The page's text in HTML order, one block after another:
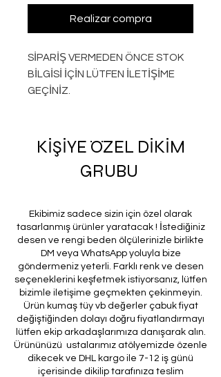
Realizar compra
SİPARİŞ VERMEDEN ÖNCE STOK
BİLGİSİ İÇİN LÜTFEN İLETİŞİME
GEÇİNİZ.
KİŞİYE ÖZEL DİKİM
GRUBU
Ekibimiz sadece sizin için özel olarak
tasarlanmış ürünler yaratacak ! İstediğiniz
desen ve rengi beden ölçülerinizle birlikte
DM veya WhatsApp yoluyla bize
göndermeniz yeterli. Farklı renk ve desen
seçeneklerini keşfetmek istiyorsanız, lütfen
bizimle iletişime geçmekten çekinmeyin.
Ürün kumaş tüy vb değerler çabuk fiyat
değiştiğinden dolayı doğru fiyatlandırmayı
lütfen ekip arkadaşlarımıza danışarak alın.
Ürününüzü ustalarımız atölyemizde özenle
dikecek ve DHL kargo ile 7-12 iş günü
içerisinde dikilip tarafınıza teslim